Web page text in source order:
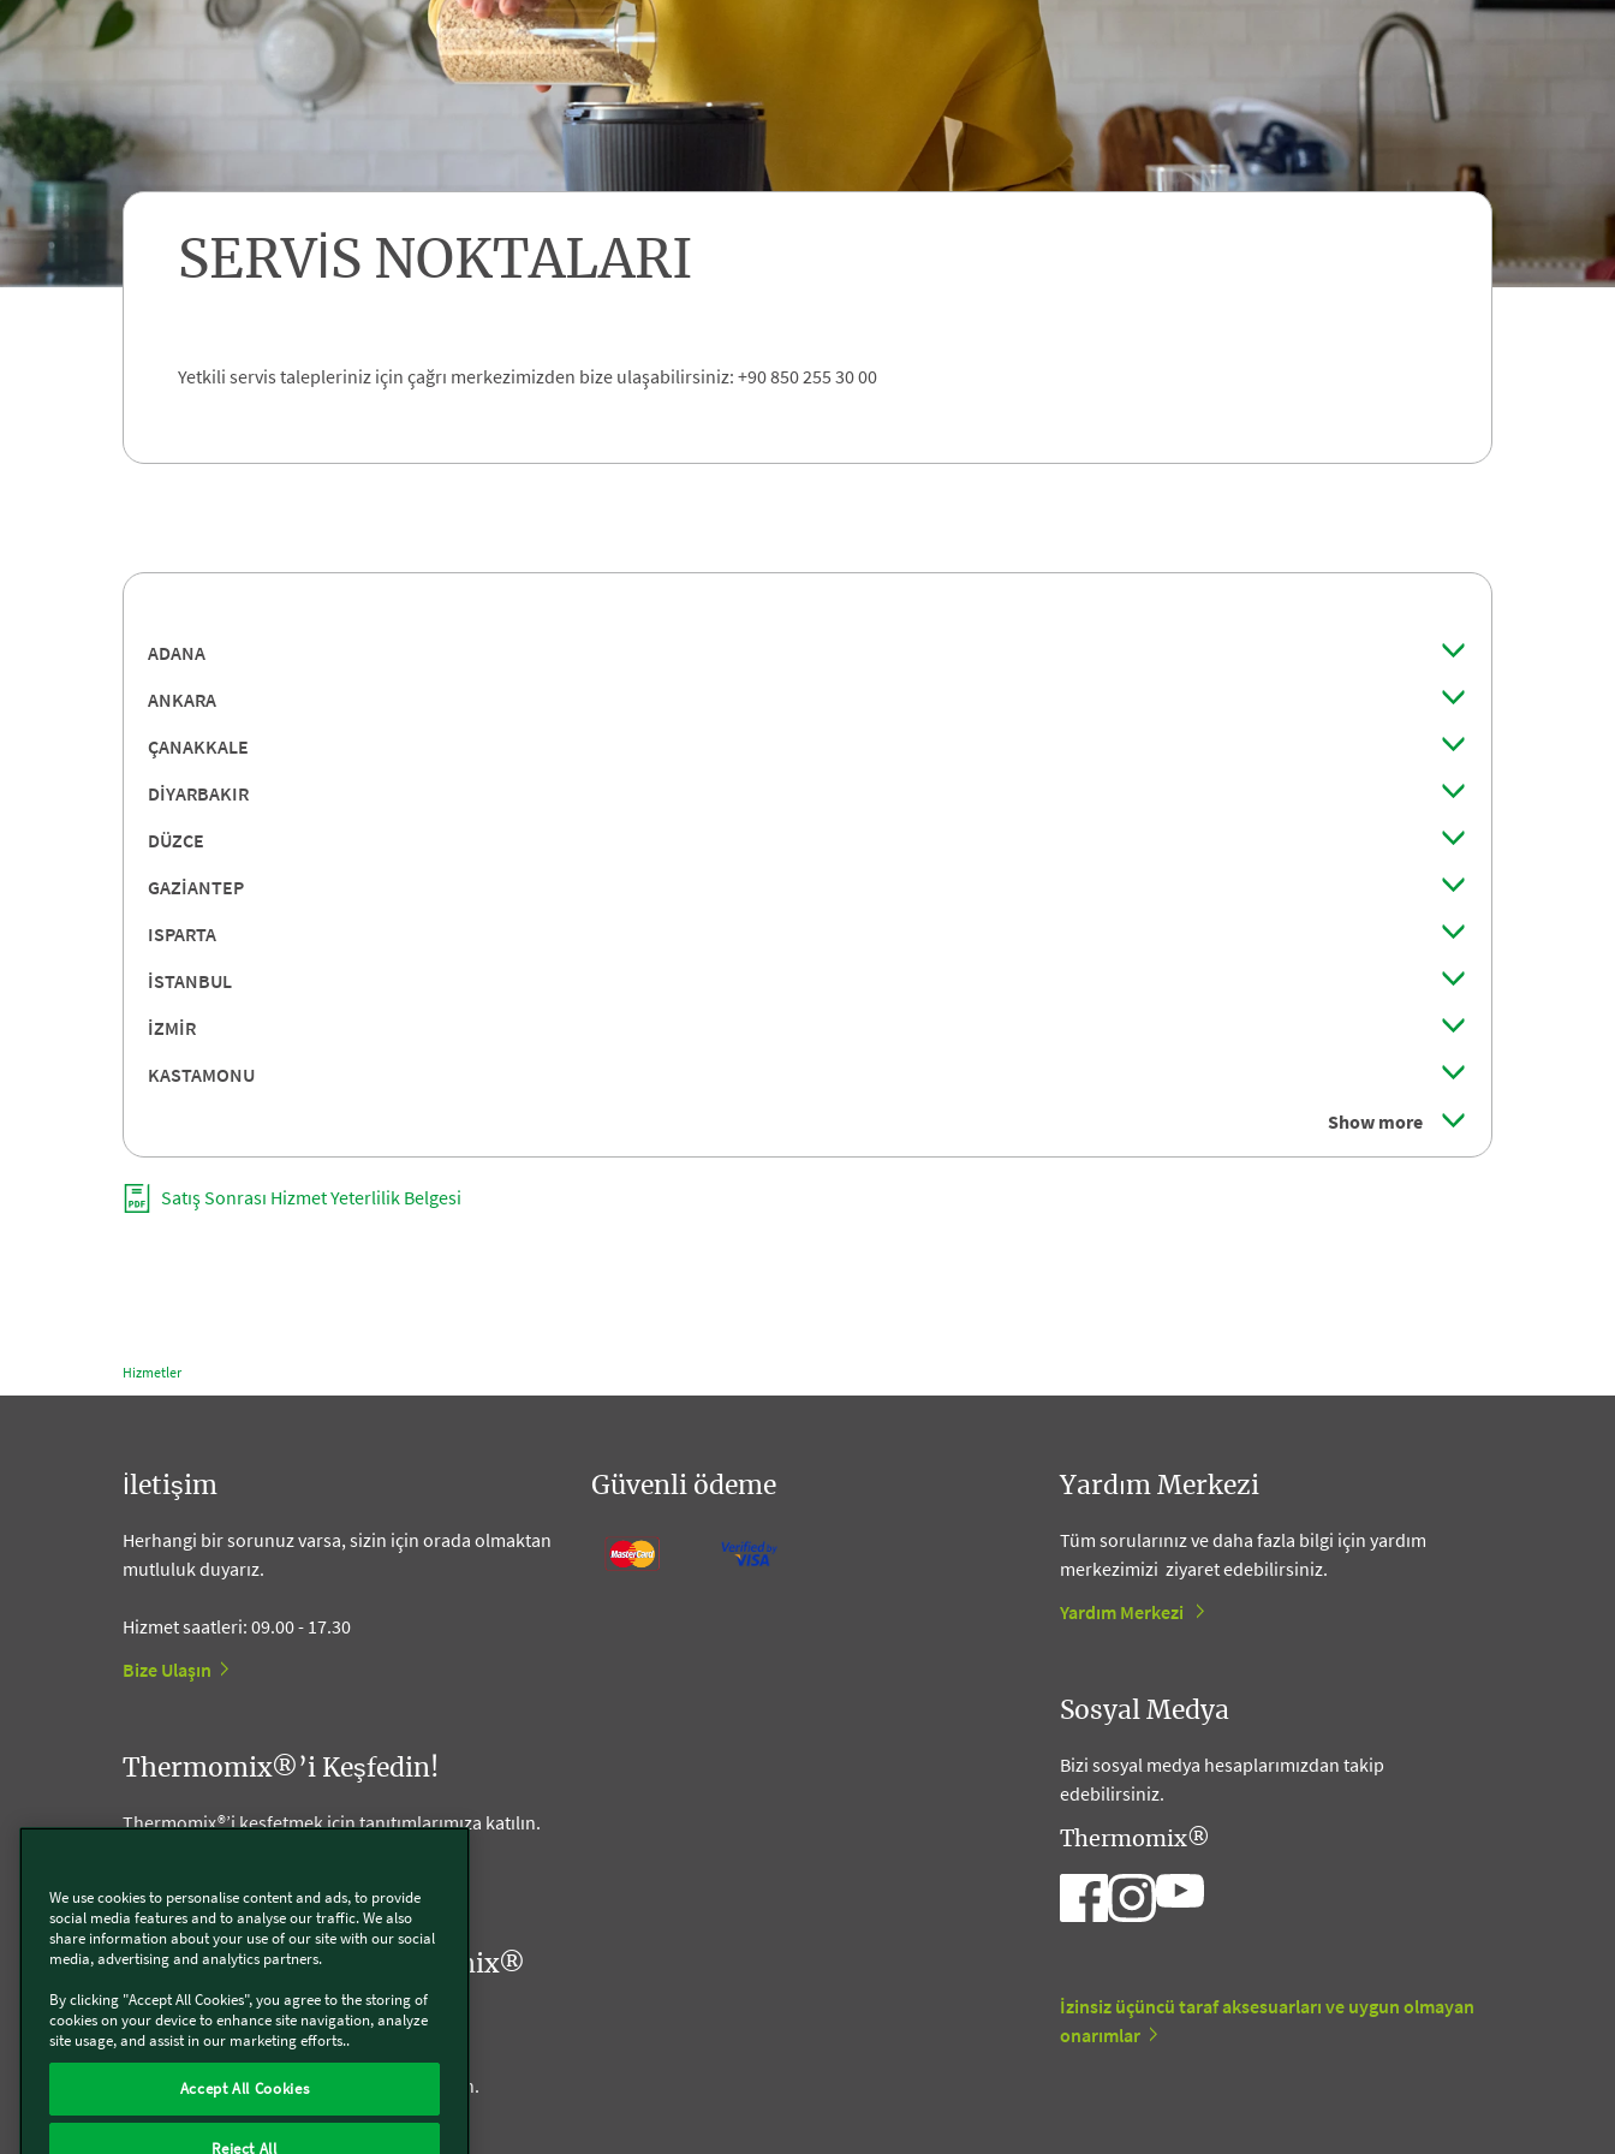
SERVİS NOKTALARI
Yetkili servis talepleriniz için çağrı merkezimizden bize ulaşabilirsiniz: +90 850 255 30 00
ADANA
ANKARA
ÇANAKKALE
DİYARBAKIR
DÜZCE
GAZİANTEP
ISPARTA
İSTANBUL
İZMİR
KASTAMONU
Show more
Satış Sonrası Hizmet Yeterlilik Belgesi
Hizmetler
İletişim
Herhangi bir sorunuz varsa, sizin için orada olmaktan
mutluluk duyarız.
Hizmet saatleri: 09.00 - 17.30
Bize Ulaşın
Thermomix®’i Keşfedin!
Thermomix®’i keşfetmek için tanıtımlarımıza katılın.
Kariyer: Siz de bir Thermomix®
Danışmanı Olun!
Bu mükemmel cihazı tanıtarak, bağımsız
çalışabileceğiniz harika bir kariyeriniz olsun.
Bize Katılın
Güvenli ödeme Yardım Merkezi
Tüm sorularınız ve daha fazla bilgi için yardım
merkezimizi ziyaret edebilirsiniz.
Yardım Merkezi
Sosyal Medya
Bizi sosyal medya hesaplarımızdan takip
edebilirsiniz.
Thermomix®
İzinsiz üçüncü taraf aksesuarları ve uygun olmayan
onarımlar
We use cookies to personalise content and ads, to provide
social media features and to analyse our traffic. We also
share information about your use of our site with our social
media, advertising and analytics partners.
By clicking "Accept All Cookies", you agree to the storing of
cookies on your device to enhance site navigation, analyze
site usage, and assist in our marketing efforts..
Accept All Cookies
Reject All